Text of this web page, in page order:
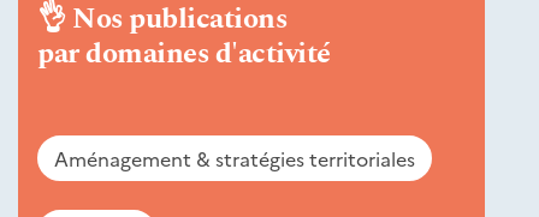
👌Nos publications
par domaines d'activité
Aménagement & stratégies territoriales